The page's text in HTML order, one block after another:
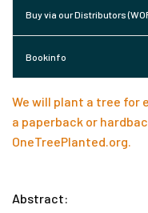
Buy via our Distributors
Bookinfo
We will plant a tree for
a paperback or
OneTreePlanted.org
Abstract: